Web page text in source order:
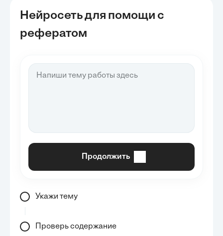
Нейросеть для помощи с
рефератом
Продолжить
Укажи тему
Проверь содержание